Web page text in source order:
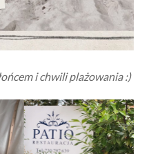
i chwili plażowania :)